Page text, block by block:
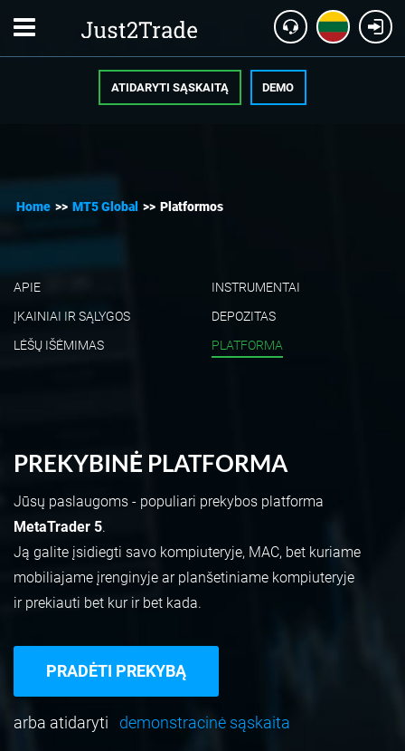
ATIDARYTI SĄSKAITĄ DEMO
Home >> MT5 Global >> Platformos
APIE
INSTRUMENTAI
ĮKAINIAI IR SĄLYGOS
DEPOZITAS
LĖŠŲ IŠĖMIMAS
PLATFORMA
PREKYBINĖ PLATFORMA
Jūsų paslaugoms - populiari prekybos platforma
MetaTrader 5.
Ją galite įsidiegti savo kompiuteryje, МАС, bet kuriame
mobiliajame įrenginyje ar planšetiniame kompiuteryje
ir prekiauti bet kur ir bet kada.
PRADĖTI PREKYBĄ
arba atidaryti demonstracinė sąskaita